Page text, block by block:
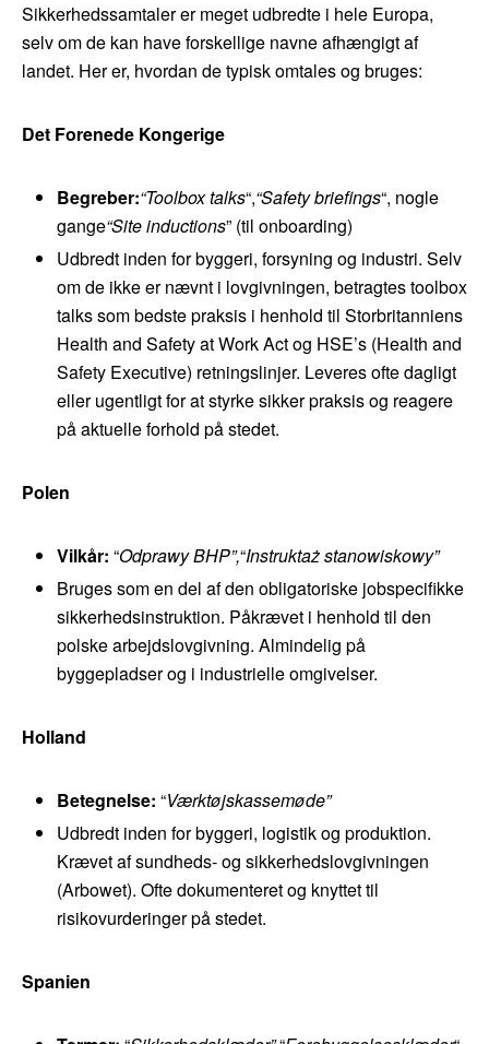
Sikkerhedssamtaler er meget udbredte i hele Europa,
selv om de kan have forskellige navne afhængigt af
landet. Her er, hvordan de typisk omtales og bruges:
Det Forenede Kongerige
Begreber:“Toolbox talks“,“Safety briefings“, nogle
gange“Site inductions” (til onboarding)
Udbredt inden for byggeri, forsyning og industri. Selv
om de ikke er nævnt i lovgivningen, betragtes toolbox
talks som bedste praksis i henhold til Storbritanniens
Health and Safety at Work Act og HSE’s (Health and
Safety Executive) retningslinjer. Leveres ofte dagligt
eller ugentligt for at styrke sikker praksis og reagere
på aktuelle forhold på stedet.
Polen
Vilkår: “Odprawy BHP”,“Instruktaż stanowiskowy”
Bruges som en del af den obligatoriske jobspecifikke
sikkerhedsinstruktion. Påkrævet i henhold til den
polske arbejdslovgivning. Almindelig på
byggepladser og i industrielle omgivelser.
Holland
Betegnelse: “Værktøjskassemøde”
Udbredt inden for byggeri, logistik og produktion.
Krævet af sundheds- og sikkerhedslovgivningen
(Arbowet). Ofte dokumenteret og knyttet til
risikovurderinger på stedet.
Spanien